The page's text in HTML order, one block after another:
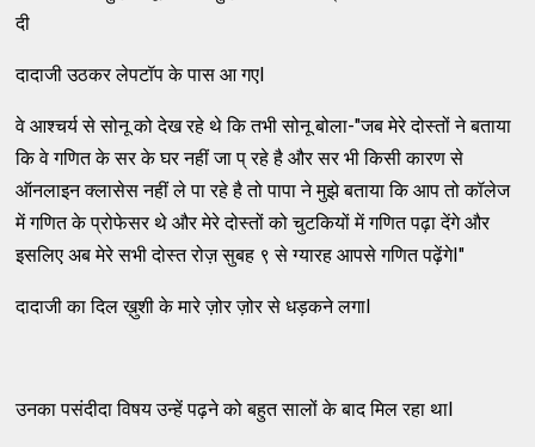
दी
दादाजी उठकर लेपटॉप के पास आ गएI
वे आश्चर्य से सोनू को देख रहे थे कि तभी सोनू बोला-"जब मेरे दोस्तों ने बताया
कि वे गणित के सर के घर नहीं जा प् रहे है और सर भी किसी कारण से
ऑनलाइन क्लासेस नहीं ले पा रहे है तो पापा ने मुझे बताया कि आप तो कॉलेज
में गणित के प्रोफेसर थे और मेरे दोस्तों को चुटकियों में गणित पढ़ा देंगे और
इसलिए अब मेरे सभी दोस्त रोज़ सुबह ९ से ग्यारह आपसे गणित पढ़ेंगेI"
दादाजी का दिल ख़ुशी के मारे ज़ोर ज़ोर से धड़कने लगाI
उनका पसंदीदा विषय उन्हें पढ़ने को बहुत सालों के बाद मिल रहा थाI